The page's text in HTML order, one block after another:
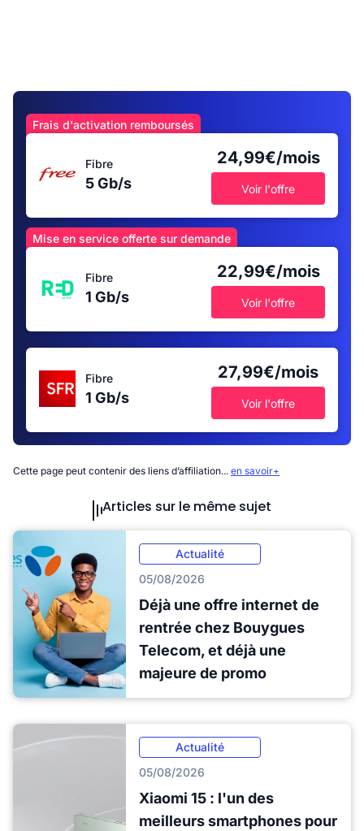
Frais d'activation remboursés
Fibre
5 Gb/s
24,99€/mois
Voir l'offre
Mise en service offerte sur demande
Fibre
1 Gb/s
22,99€/mois
Voir l'offre
Fibre
1 Gb/s
27,99€/mois
Voir l'offre
Cette page peut contenir des liens d’affiliation... en savoir+
Articles sur le même sujet
Actualité
05/08/2026
Déjà une offre internet de
rentrée chez Bouygues
Telecom, et déjà une
majeure de promo
Actualité
05/08/2026
Xiaomi 15 : l'un des
meilleurs smartphones pour